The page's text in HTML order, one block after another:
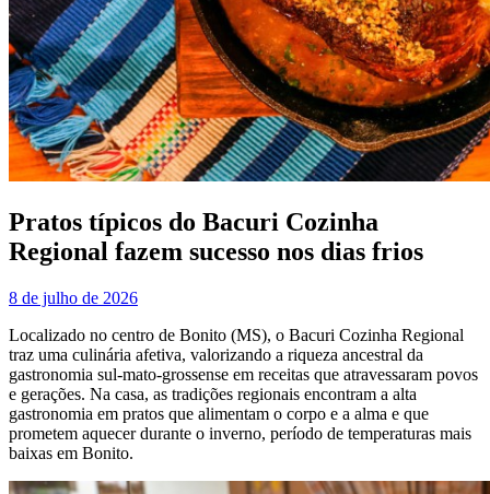
Pratos típicos do Bacuri Cozinha
Regional fazem sucesso nos dias frios
8 de julho de 2026
Localizado no centro de Bonito (MS), o Bacuri Cozinha Regional
traz uma culinária afetiva, valorizando a riqueza ancestral da
gastronomia sul-mato-grossense em receitas que atravessaram povos
e gerações. Na casa, as tradições regionais encontram a alta
gastronomia em pratos que alimentam o corpo e a alma e que
prometem aquecer durante o inverno, período de temperaturas mais
baixas em Bonito.